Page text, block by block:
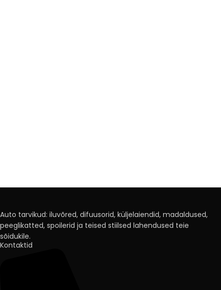
Auto tarvikud: iluvõred, difuusorid, küljelaiendid, madaldused,
peeglikatted, spoilerid ja teised stiilsed lahendused teie
sõidukile.
Kontaktid